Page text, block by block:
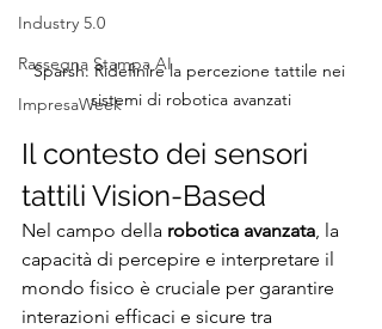
Industry 5.0
Rassegna Stampa AI
ImpresaWeek
Sparsh: Ridefinire la percezione tattile nei
sistemi di robotica avanzati
Il contesto dei sensori
tattili Vision-Based
Nel campo della robotica avanzata , la
capacità di percepire e interpretare il
mondo fisico è cruciale per garantire
interazioni efficaci e sicure tra